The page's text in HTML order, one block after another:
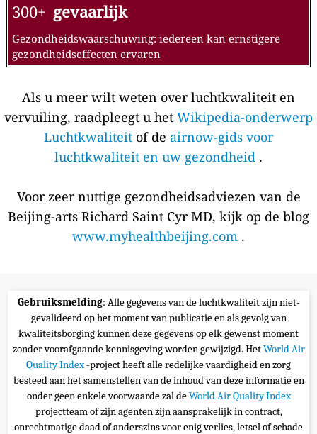
300+ gevaarlijk
Gezondheidswaarschuwing: iedereen kan ernstigere
gezondheidseffecten ervaren
Als u meer wilt weten over luchtkwaliteit en
vervuiling, raadpleegt u het Wikipedia-onderwerp
Luchtkwaliteit of de airnow-gids voor
luchtkwaliteit en uw gezondheid .
Voor zeer nuttige gezondheidsadviezen van de
Beijing-arts Richard Saint Cyr MD, kijk op de blog
www.myhealthbeijing.com .
Gebruiksmelding: Alle gegevens van de luchtkwaliteit zijn niet-
gevalideerd op het moment van publicatie en als gevolg van
kwaliteitsborging kunnen deze gegevens op elk gewenst moment
zonder voorafgaande kennisgeving worden gewijzigd. HetWorld Air
Quality Index-project heeft alle redelijke vaardigheid en zorg
besteed aan het samenstellen van de inhoud van deze informatie en
onder geen enkele voorwaarde zal deWorld Air Quality Index
projectteam of zijn agenten zijn aansprakelijk in contract,
onrechtmatige daad of anderszins voor enig verlies, letsel of schade